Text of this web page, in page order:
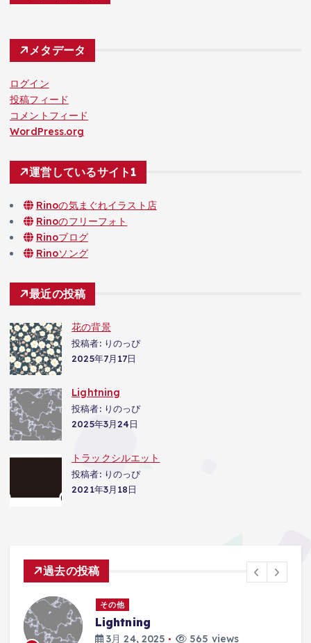
メタデータ
ログイン
投稿フィード
コメントフィード
WordPress.org
運営しているサイト1
Rinoの気まぐれイラスト店
Rinoのフリーフォト
Rinoブログ
Rinoソング
最近の投稿
花の背景
投稿者: りのっぴ
2025年7月17日
Lightning
投稿者: りのっぴ
2025年3月24日
トラックシルエット
投稿者: りのっぴ
2021年3月18日
過去の投稿
その他
Lightning
3月 24, 2025 565 views